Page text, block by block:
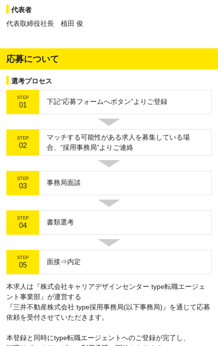
代表者
代表取締役社長 植田 俊
応募について
選考プロセス
STEP
01 下記“応募フォームへボタン”よりご登録
STEP
02
マッチする可能性がある求人を募集している場
合、“採用事務局”よりご連絡
STEP
03 事務局面談
STEP
04 書類選考
STEP
05 面接⇒内定
本求人は『株式会社キャリアデザインセンター type転職エージェ
ント事業部』が運営する
『三井不動産株式会社 type採用事務局(以下事務局)』を通じて応募
依頼を受付させていただきます。
本登録と同時にtype転職エージェントへのご登録が完了し、